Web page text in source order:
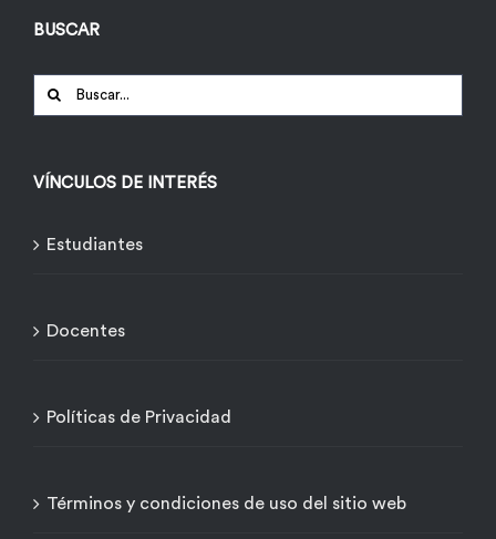
BUSCAR
Buscar:
VÍNCULOS DE INTERÉS
Estudiantes
Docentes
Políticas de Privacidad
Términos y condiciones de uso del sitio web